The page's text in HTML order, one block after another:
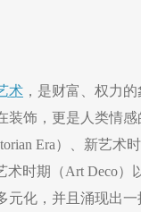
术 ，是财富、权力
装饰，更是人类情
Era）、新艺术
术时期（Art Deco
元化，并且涌现出